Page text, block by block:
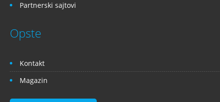
Partnerski sajtovi
Opste
Kontakt
Magazin